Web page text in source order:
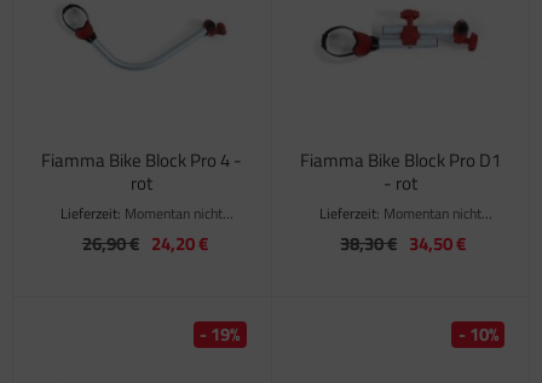
Fiamma Bike Block Pro 4 -
rot
Lieferzeit: Momentan nicht
verfügbar
26,90 € 24,20 €
Fiamma Bike Block Pro D1
- rot
Lieferzeit: Momentan nicht
verfügbar
38,30 € 34,50 €
- 19% - 10%